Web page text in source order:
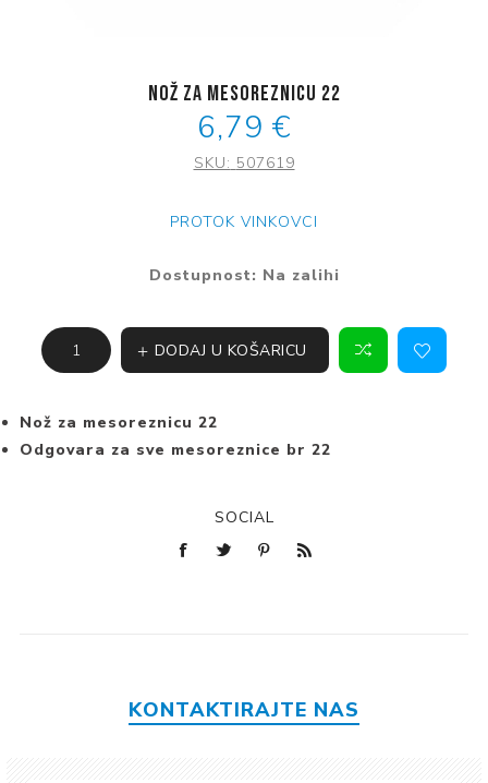
Nož za mesoreznicu 22
6,79 €
SKU: 507619
PROTOK VINKOVCI
Dostupnost: Na zalihi
DODAJ U KOŠARICU
Nož za mesoreznicu 22
Odgovara za sve mesoreznice br 22
SOCIAL
KONTAKTIRAJTE NAS